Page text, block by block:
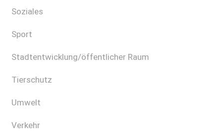
Soziales
Sport
Stadtentwicklung/öffentlicher Raum
Tierschutz
Umwelt
Verkehr